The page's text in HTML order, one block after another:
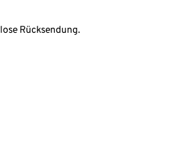
Rücksendung.